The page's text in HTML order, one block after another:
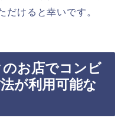
だけると幸いです。
お店でコンビ
が利用可能な